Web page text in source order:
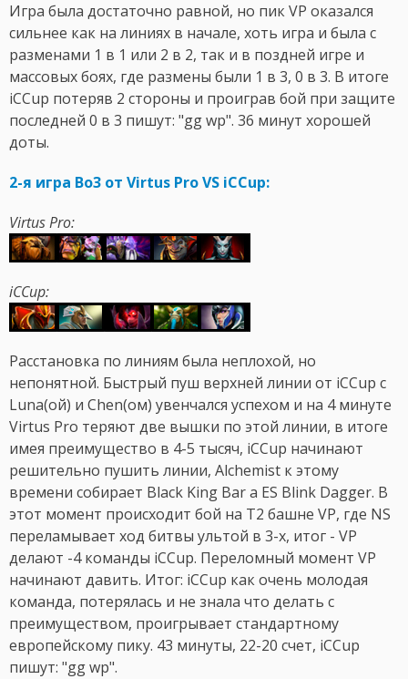
Игра была достаточно равной, но пик VP оказался
сильнее как на линиях в начале, хоть игра и была с
разменами 1 в 1 или 2 в 2, так и в поздней игре и
массовых боях, где размены были 1 в 3, 0 в 3. В итоге
iCCup потеряв 2 стороны и проиграв бой при защите
последней 0 в 3 пишут: "gg wp". 36 минут хорошей
доты.
2-я игра Bo3 от Virtus Pro VS iCCup:
Virtus Pro:
iCCup:
Расстановка по линиям была неплохой, но
непонятной. Быстрый пуш верхней линии от iCCup с
Luna(ой) и Chen(ом) увенчался успехом и на 4 минуте
Virtus Pro теряют две вышки по этой линии, в итоге
имея преимущество в 4-5 тысяч, iCCup начинают
решительно пушить линии, Alchemist к этому
времени собирает Black King Bar а ES Blink Dagger. В
этот момент происходит бой на T2 башне VP, где NS
переламывает ход битвы ультой в 3-х, итог - VP
делают -4 команды iCCup. Переломный момент VP
начинают давить. Итог: iCCup как очень молодая
команда, потерялась и не знала что делать с
преимуществом, проигрывает стандартному
европейскому пику. 43 минуты, 22-20 счет, iCCup
пишут: "gg wp".